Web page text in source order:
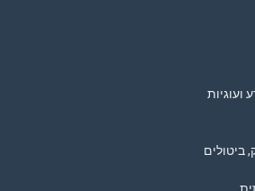
ועוגיות
ביטולים